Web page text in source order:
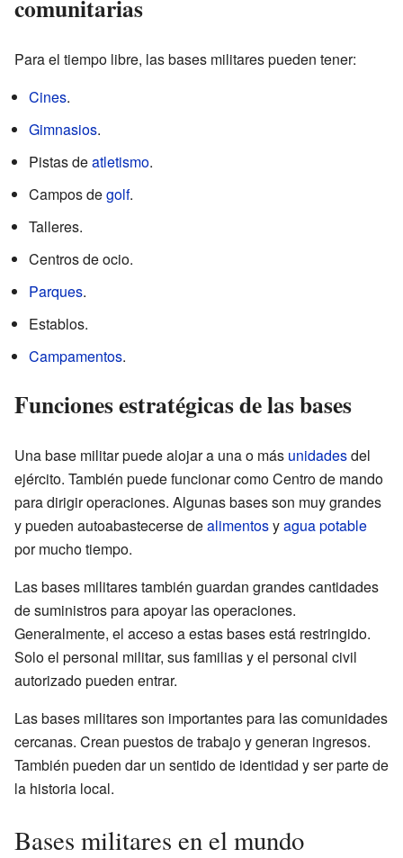
comunitarias
Para el tiempo libre, las bases militares pueden tener:
Cines.
Gimnasios.
Pistas deatletismo.
Campos degolf.
Talleres.
Centros de ocio.
Parques.
Establos.
Campamentos.
Funciones estratégicas de las bases
Una base militar puede alojar a una o más unidadesdel
ejército. También puede funcionar como Centro de mando
para dirigir operaciones. Algunas bases son muy grandes
y pueden autoabastecerse dealimentosyagua potable
por mucho tiempo.
Las bases militares también guardan grandes cantidades
de suministros para apoyar las operaciones.
Generalmente, el acceso a estas bases está restringido.
Solo el personal militar, sus familias y el personal civil
autorizado pueden entrar.
Las bases militares son importantes para las comunidades
cercanas. Crean puestos de trabajo y generan ingresos.
También pueden dar un sentido de identidad y ser parte de
la historia local.
Bases militares en el mundo